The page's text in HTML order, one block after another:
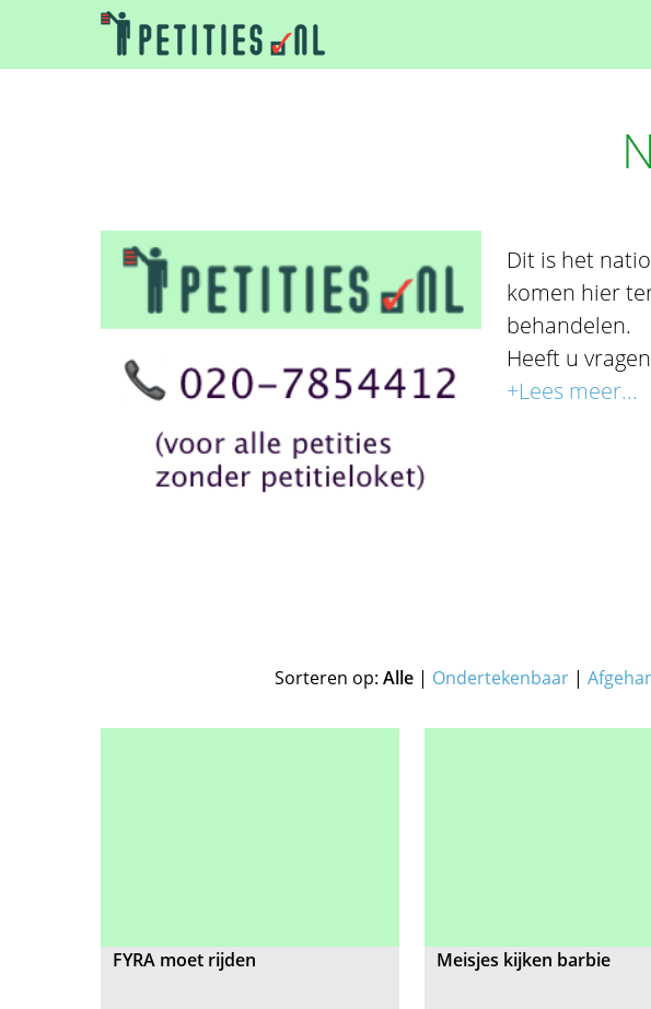
Dit is het
komen hier
behandelen.
Heeft u
+Lees meer...
Sorteren op: Alle| Ondertekenbaar|
FYRA moet rijden Meisjes kijken barbie